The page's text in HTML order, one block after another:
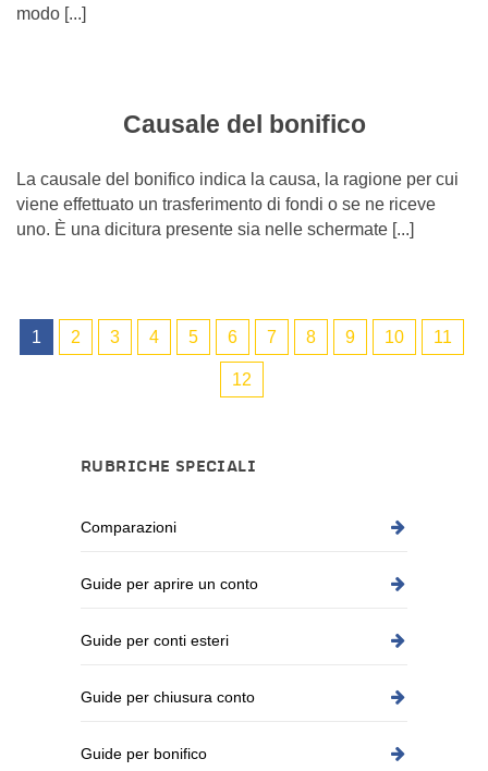
modo [...]
Causale del bonifico
La causale del bonifico indica la causa, la ragione per cui
viene effettuato un trasferimento di fondi o se ne riceve
uno. È una dicitura presente sia nelle schermate [...]
1 2 3 4 5 6 7 8 9 10 11
12
RUBRICHE SPECIALI
Comparazioni
Guide per aprire un conto
Guide per conti esteri
Guide per chiusura conto
Guide per bonifico